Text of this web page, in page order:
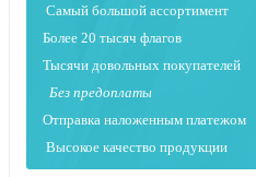
Самый большой ассортимент
Более 20 тысяч флагов
Тысячи довольных покупателей
Без предоплаты
Отправка наложенным платежом
Высокое качество продукции